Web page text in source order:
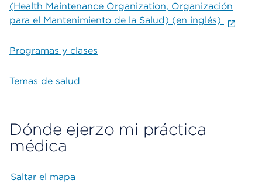
(Health Maintenance Organization, Organización
para el Mantenimiento de la Salud) (en inglés)
Programas y clases
Temas de salud
Dónde ejerzo mi práctica
médica
Saltar el mapa